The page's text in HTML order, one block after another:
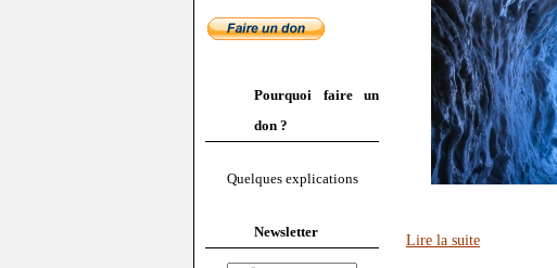
Pourquoi faire un
don ?
Quelques explications
Newsletter Lire la suite